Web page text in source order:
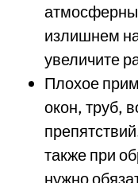
излишнем
увеличите
Плохое
окон, труб,
также при
нужно